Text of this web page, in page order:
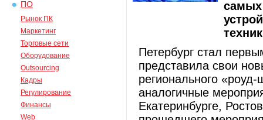
ПО
Рынок ПК
Маркетинг
Торговые сети
Оборудование
Outsourcing
Кадры
Регулирование
Финансы
Web
самых
Петербург стал
представила свои
регионального
аналогичные
Екатеринбурге,